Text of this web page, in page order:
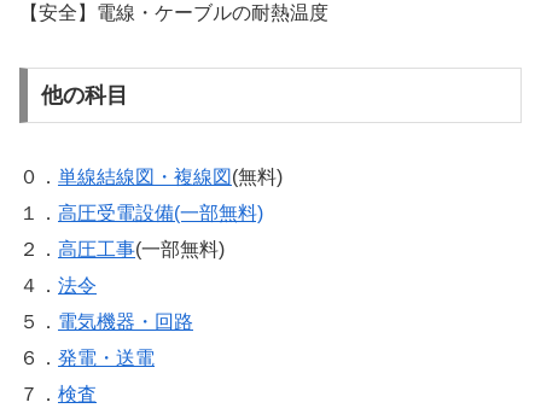
【安全】電線・ケーブルの耐熱温度
他の科目
０． 単線結線図・複線図 (無料)
１． 高圧受電設備(一部無料)
２． 高圧工事(一部無料)
４． 法令
５． 電気機器・回路
６． 発電・送電
７． 検査